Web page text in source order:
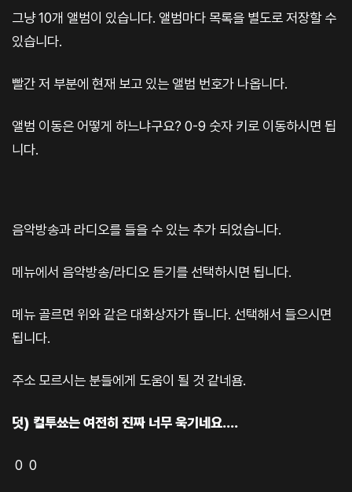
그냥 10개 앨범이 있습니다. 앨범마다 목록을 별도로 저장할 수
있습니다.
빨간 저 부분에 현재 보고 있는 앨범 번호가 나옵니다.
앨범 이동은 어떻게 하느냐구요? 0-9 숫자 키로 이동하시면 됩
니다.
음악방송과 라디오를 들을 수 있는 추가 되었습니다.
메뉴에서 음악방송/라디오 듣기를 선택하시면 됩니다.
메뉴 골르면 위와 같은 대화상자가 뜹니다. 선택해서 들으시면
됩니다.
주소 모르시는 분들에게 도움이 될 것 같네욤.
덧) 컬투쑈는 여전히 진짜 너무 욱기네요….
0 0